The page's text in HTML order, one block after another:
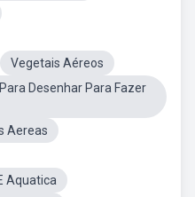
Vegetais Aéreos
Desenhar Para Fazer
Aereas
Aquatica